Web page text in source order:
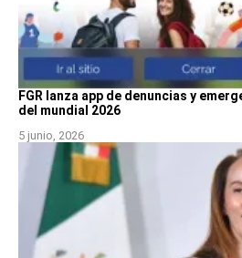
FGR lanza app de denuncias y
del mundial 2026
5 junio, 2026